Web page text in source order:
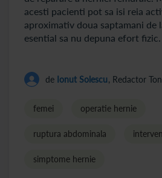
acesti pacienti pot sa isi reia
aproximativ doua saptamani de
esential sa nu depuna efort fizic.
de Ionut Solescu, Redactor
femei operatie hernie
ruptura abdominala
simptome hernie